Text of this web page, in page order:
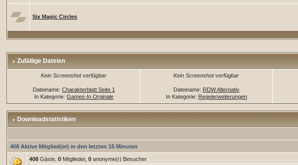
Six Magic Circles
Zufällige Dateien
Kein Screenshot verfügbar
Dateiname: Charakterblatt Seite 1
In Kategorie: Games-In Orginale
Kein Screenshot verfügbar
Dateiname: RDW Alternativ
In Kategorie: Regelerweiterungen
Downloadstatistiken
408 Aktive Mitglied(er) in den letzten 15 Minuten
408 Gäste,0 Mitglieder,0 anonyme(r) Besucher